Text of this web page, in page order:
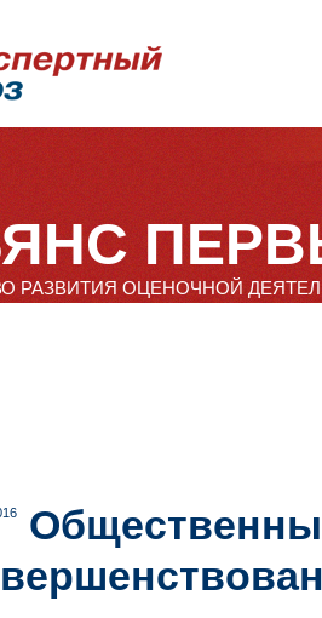
РАЗВИТИЯ ОЦЕНОЧНОЙ